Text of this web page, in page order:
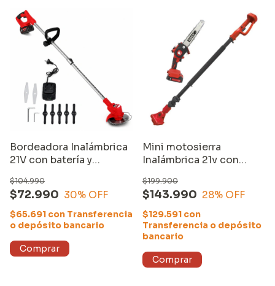
Bordeadora Inalámbrica
21V con batería y
$72.990
$104.990
30% OFF
$65.691 con Transferencia
o depósito bancario
Mini motosierra
Inalámbrica 21v con
$143.990
$199.900
28% OFF
$129.591 con
Transferencia o depósito
bancario